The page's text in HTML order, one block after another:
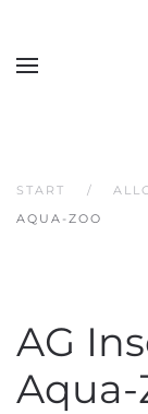
START
AQUA-ZOO
AG
Aqua-